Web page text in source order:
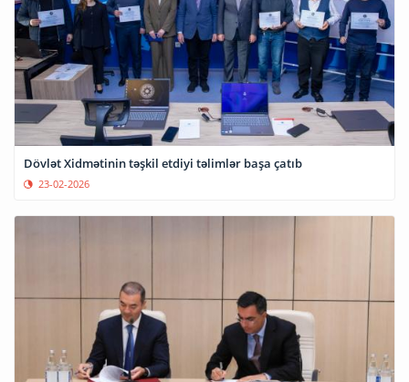
Dövlət Xidmətinin təşkil etdiyi təlimlər başa çatıb
23-02-2026